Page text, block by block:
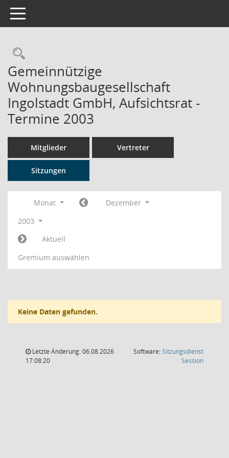
Toggle navigation
Rechercheauswahl
Gemeinnützige
Wohnungsbaugesellschaft
Ingolstadt GmbH, Aufsichtsrat -
Termine 2003
Mitglieder Vertreter
Sitzungen
Monat
Dezember
2003
Aktuell
Gremium auswählen
Keine Daten gefunden.
Letzte Änderung: 06.08.2026
17:08:20
Software:Sitzungsdienst
Session(Wird in